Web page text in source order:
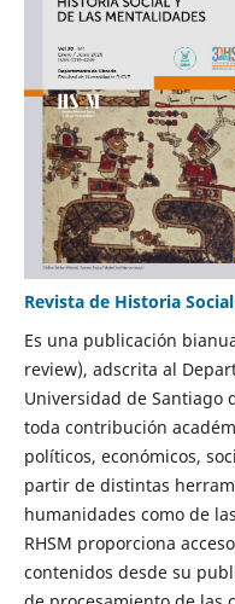
Revista de Historia
Es una publicación
review), adscrita al
Universidad de Santiago
toda contribución
políticos, económicos,
partir de distintas
humanidades como de
RHSM proporciona
contenidos desde su